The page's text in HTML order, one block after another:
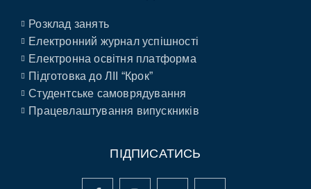
Розклад занять
Електронний журнал успішності
Електронна освітня платформа
Підготовка до ЛІІ “Крок”
Студентське самоврядування
Працевлаштування випускників
ПІДПИСАТИСЬ